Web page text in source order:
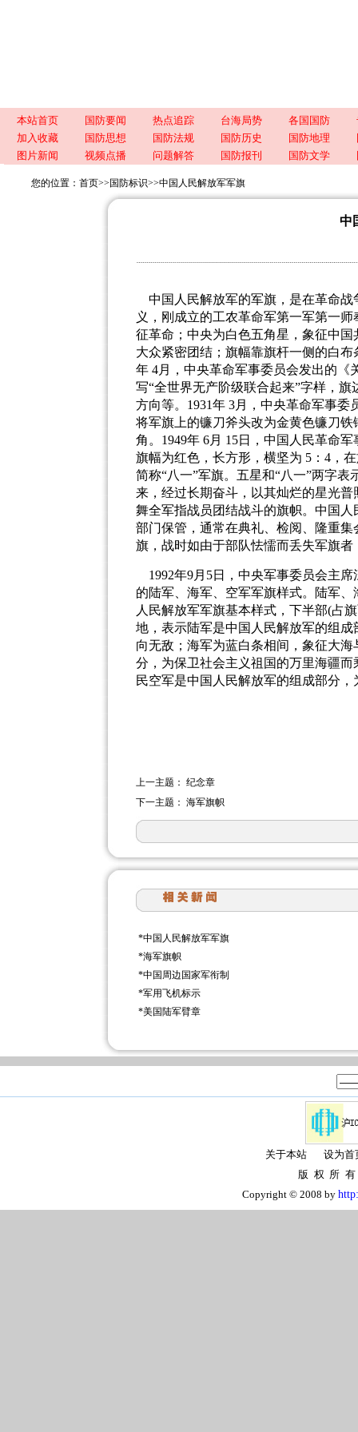
本站首页 国防要闻 热点追踪 台海局势 各国国防
加入收藏
国防思想 国防法规 国防历史 国防地理
图片新闻
视频点播 问题解答 国防报刊 国防文学
您的位置： 首页>> 国防标识>>中国人民解放军军旗
中
中国人民解放军的军旗，是在革命
义，刚成立的工农革命军第一军第一
征革命；中央为白色五角星，象征中
大众紧密团结；旗幅靠旗杆一侧的白布
年 4月，中央革命军事委员会发出的
写“全世界无产阶级联合起来”字样，旗
方向等。 1931年 3月，中央革命军事委
将军旗上的镰刀斧头改为金黄色镰刀
角。 1949年 6月 15日，中国人民革命
旗幅为红色，长方形，横坚为 5 ： 4 ，
简称“八一”军旗。五星和“八一”两字表
来，经过长期奋斗，以其灿烂的星光普
舞全军指战员团结战斗的旗帜。中国
部门保管，通常在典礼、检阅、隆重
旗，战时如由于部队怯懦而丢失军旗
1992年9月 5日，中央军事委员会主
的陆军、海军、空军军旗样式。陆军
人民解放军军旗基本样式，下半部(占
地，表示陆军是中国人民解放军的组
向无敌；海军为蓝白条相间，象征大
分，为保卫社会主义祖国的万里海疆
民空军是中国人民解放军的组成部分
上一主题： 纪念章
下一主题： 海军旗帜
*中国人民解放军军旗
*海军旗帜
*中国周边国家军衔制
*军用飞机标示
*美国陆军臂章